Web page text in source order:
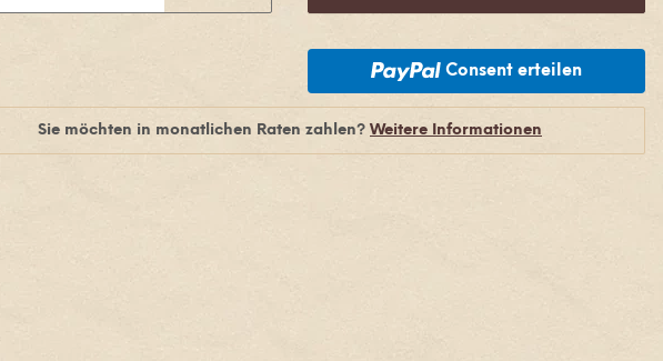
Consent erteilen
Sie möchten in monatlichen Raten zahlen? Weitere Informationen